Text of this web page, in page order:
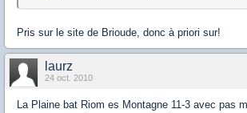
Pris sur le site de Brioude, donc à priori sur!
laurz
24 oct. 2010
La Plaine bat Riom es Montagne 11-3 avec pas